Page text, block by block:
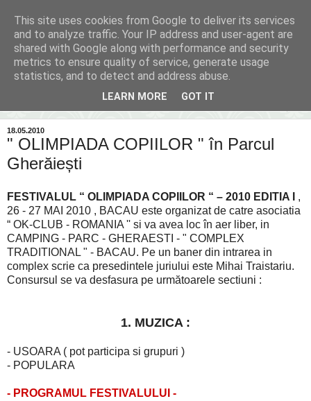
Inima Bacăului
Din inima Bacăului...spre inima ta...
18.05.2010
" OLIMPIADA COPIILOR " în Parcul
Gherăiești
FESTIVALUL “ OLIMPIADA COPIILOR “ – 2010 EDITIA I ,
26 - 27 MAI 2010 , BACAU este organizat de catre asociatia
“ OK-CLUB - ROMANIA '' si va avea loc în aer liber, in
CAMPING - PARC - GHERAESTI - " COMPLEX
TRADITIONAL " - BACAU. Pe un baner din intrarea in
complex scrie ca presedintele juriului este Mihai Traistariu.
Consursul se va desfasura pe următoarele sectiuni :
1. MUZICA :
- USOARA ( pot participa si grupuri )
- POPULARA
- PROGRAMUL FESTIVALULUI -
This site uses cookies from Google to deliver its services
and to analyze traffic. Your IP address and user-agent are
shared with Google along with performance and security
metrics to ensure quality of service, generate usage
statistics, and to detect and address abuse.
LEARN MORE GOT IT